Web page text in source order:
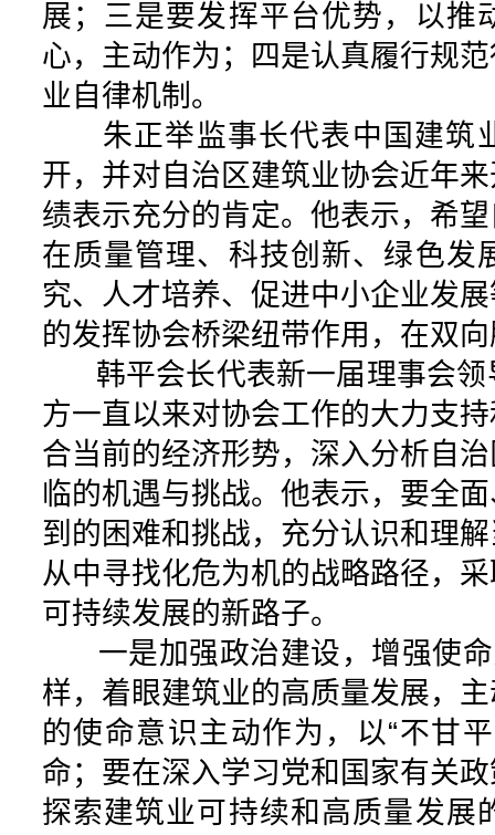
展；三是要发挥平台优势，以推
心，主动作为；四是认真履行规
业自律机制。
朱正举监事长代表中国建筑
开，并对自治区建筑业协会近年
绩表示充分的肯定。他表示，希
在质量管理、科技创新、绿色发
究、人才培养、促进中小企业发
的发挥协会桥梁纽带作用，在双
韩平会长代表新一届理事会领
方一直以来对协会工作的大力支
合当前的经济形势，深入分析自
临的机遇与挑战。他表示，要全
到的困难和挑战，充分认识和理
从中寻找化危为机的战略路径，
可持续发展的新路子。
一是加强政治建设，增强使命
样，着眼建筑业的高质量发展，
的使命意识主动作为，以“不甘
命；要在深入学习党和国家有关
探索建筑业可持续和高质量发展